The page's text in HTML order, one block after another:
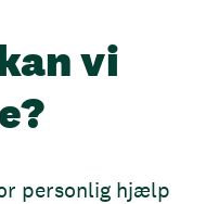
vi
personlig hjælp